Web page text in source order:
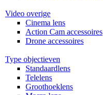
Video overige
Cinema lens
Action Cam accessoires
Drone accessoires
Type objectieven
Standaardlens
Telelens
Groothoeklens